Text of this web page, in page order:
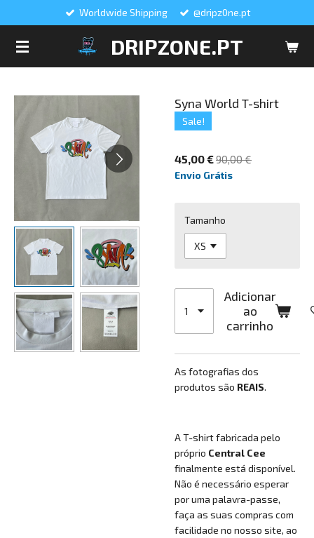
DRIPZONE.PT
Worldwide Shipping @dripz0ne.pt
Syna World T-shirt
Sale!
45,00 €90,00 €
Envio Grátis
Tamanho
Adicionar
ao
carrinho
As fotografias dos
produtos são REAIS.
A T-shirt fabricada pelo
próprio Central Cee
finalmente está disponível.
Não é necessário esperar
por uma palavra-passe,
faça as suas compras com
facilidade no nosso site, ao